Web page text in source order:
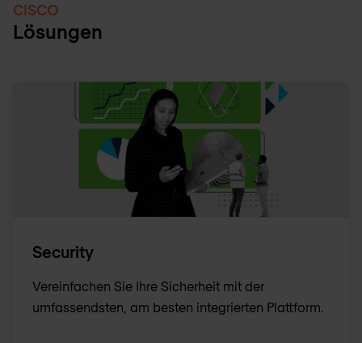
CISCO
Lösungen
Security
Vereinfachen Sie Ihre Sicherheit mit der
umfassendsten, am besten integrierten Plattform.